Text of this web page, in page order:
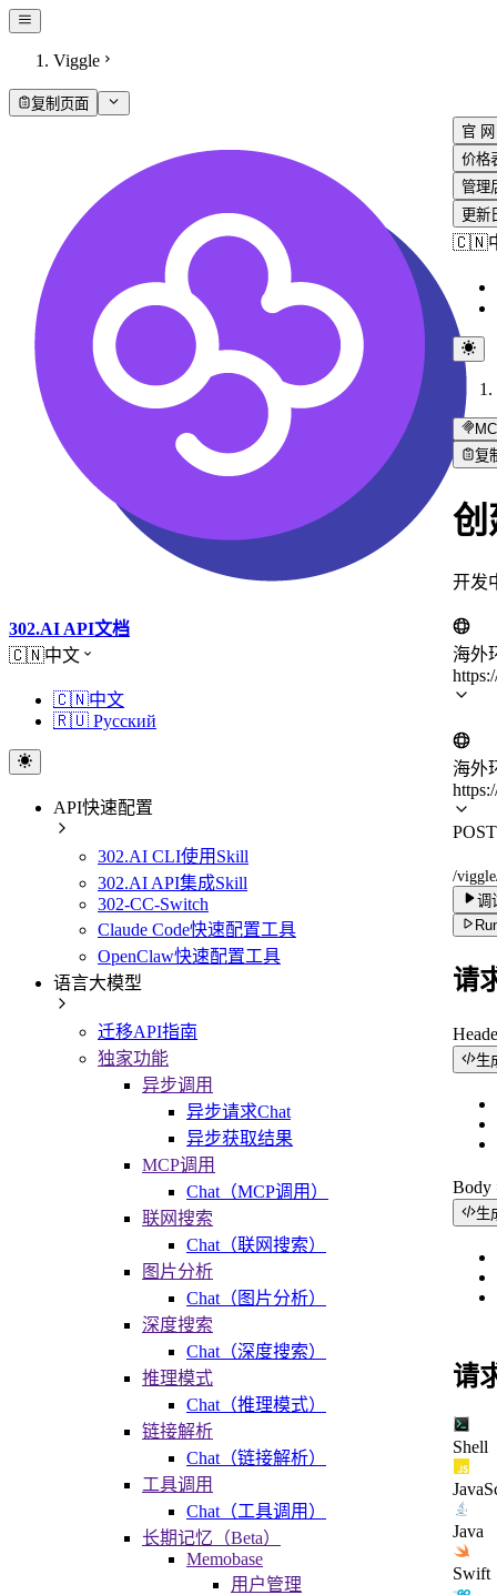
Viggle
复制页面
302.AI API文档
🇨🇳中文
🇨🇳中文
🇷🇺 Русский
API快速配置
302.AI CLI使用Skill
302.AI API集成Skill
302-CC-Switch
Claude Code快速配置工具
OpenClaw快速配置工具
语言大模型
迁移API指南
独家功能
异步调用
异步请求Chat
异步获取结果
MCP调用
Chat（MCP调用）
联网搜索
Chat（联网搜索）
图片分析
Chat（图片分析）
深度搜索
Chat（深度搜索）
推理模式
Chat（推理模式）
链接解析
Chat（链接解析）
工具调用
Chat（工具调用）
长期记忆（Beta）
Memobase
用户管理
官 网
价格
管理
更新
🇨🇳
复
创
开发
海外
海外
POST
/
调
请
生
Body
生
请
Shell
Java
Swift